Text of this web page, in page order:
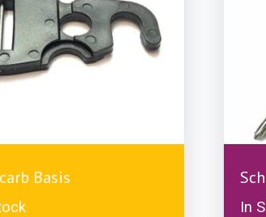
Basis
In